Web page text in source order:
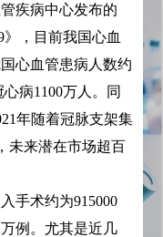
疾病中心发布的
》，目前我国心血
心血管患病人数约
病1100万人。同
年随着冠脉支架集
未来潜在市场超百
手术约为915000
例。尤其是近几